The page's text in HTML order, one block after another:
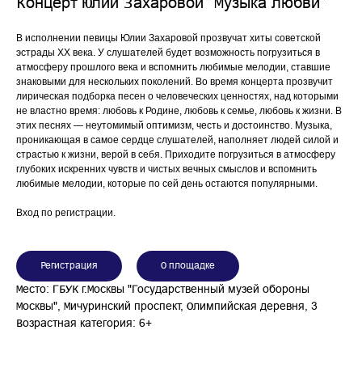
Концерт Юлии Захаровой "Музыка любви"
В исполнении певицы Юлии Захаровой прозвучат хиты советской
эстрады XX века. У слушателей будет возможность погрузиться в
атмосферу прошлого века и вспомнить любимые мелодии, ставшие
знаковыми для нескольких поколений. Во время концерта прозвучит
лирическая подборка песен о человеческих ценностях, над которыми
не властно время: любовь к Родине, любовь к семье, любовь к жизни. В
этих песнях — неутомимый оптимизм, честь и достоинство. Музыка,
проникающая в самое сердце слушателей, наполняет людей силой и
страстью к жизни, верой в себя. Приходите погрузиться в атмосферу
глубоких искренних чувств и чистых вечных смыслов и вспомнить
любимые мелодии, которые по сей день остаются популярными.
Вход по регистрации.
Регистрация О площадке
Место: ГБУК г.Москвы "Государственный музей обороны
Москвы", Мичуринский проспект, Олимпийская деревня, 3
Возрастная категория: 6+